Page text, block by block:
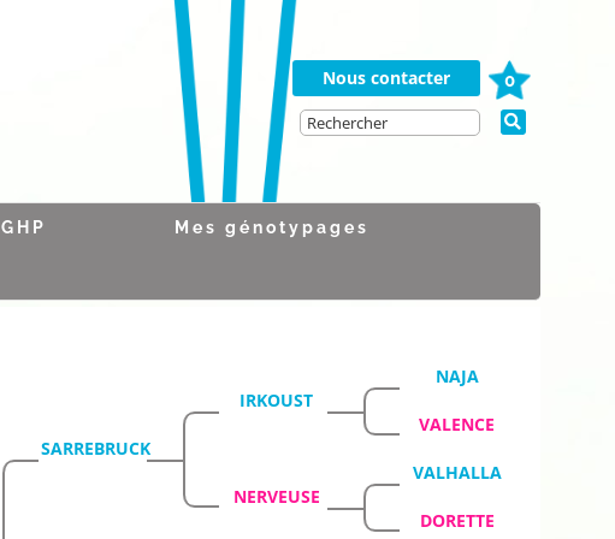
Nous contacter
0
GHP Mes génotypages
SARREBRUCK
IRKOUST
NAJA
VALENCE
NERVEUSE
VALHALLA
DORETTE